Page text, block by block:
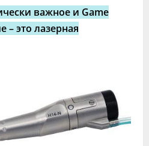
важное и Game
– это лазерная